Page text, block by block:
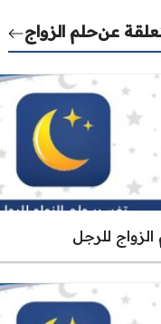
عنحلم الزواج
للرجل